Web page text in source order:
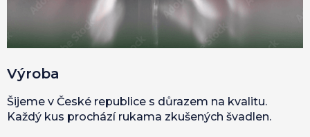
Výroba
Šijeme v České republice s důrazem na kvalitu.
Každý kus prochází rukama zkušených švadlen.